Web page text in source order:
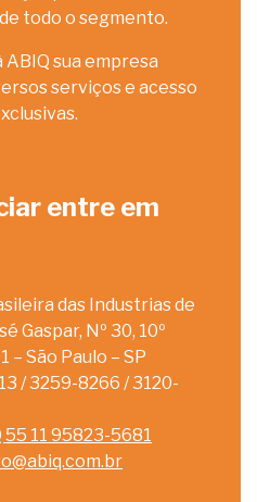
todo o segmento.
ABIQ sua empresa
serviços e acesso
entre em
das Industrias de
Gaspar, Nº 30, 10º
– São Paulo – SP
/ 3259-8266 / 3120-
55 11 95823-5681